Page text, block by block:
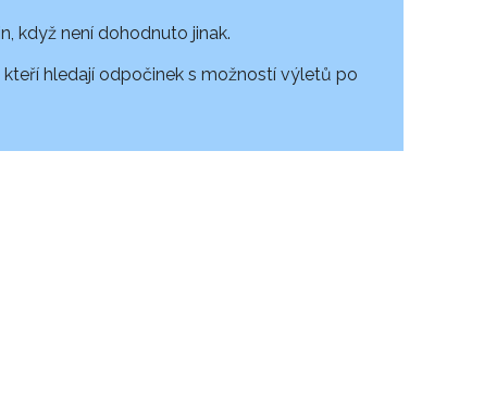
když není dohodnuto jinak.
hledají odpočinek s možností výletů po